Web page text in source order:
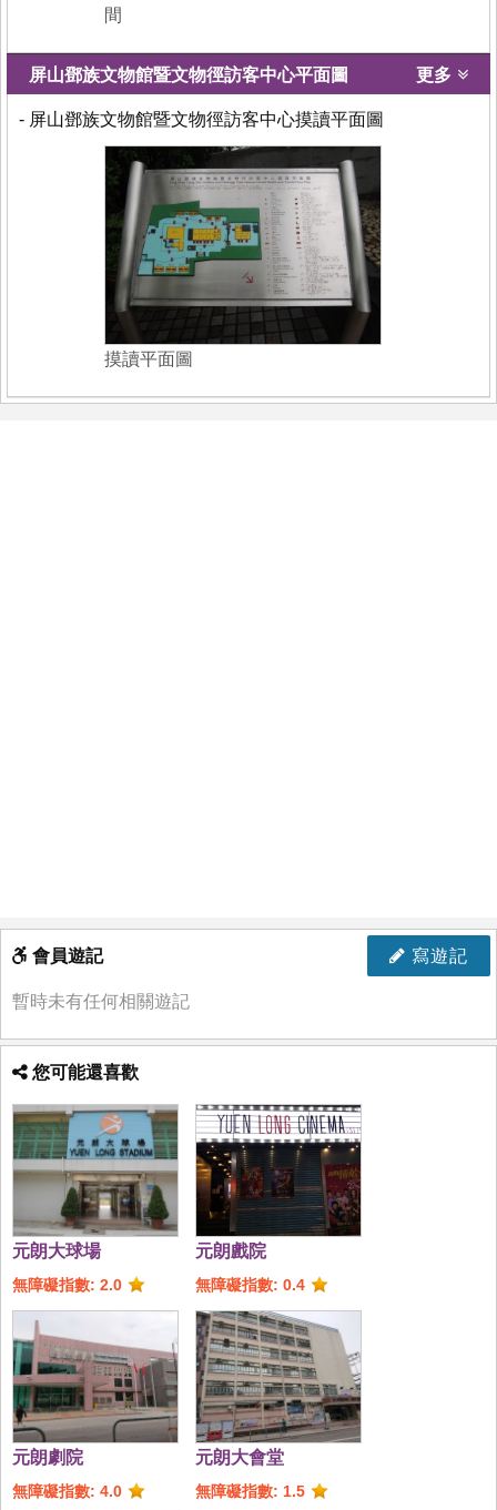
間
屏山鄧族文物館暨文物徑訪客中心平面圖 更多
- 屏山鄧族文物館暨文物徑訪客中心摸讀平面圖
摸讀平面圖
寫遊記
會員遊記
暫時未有任何相關遊記
您可能還喜歡
元朗大球場
無障礙指數: 2.0
元朗戲院
無障礙指數: 0.4
元朗劇院
無障礙指數: 4.0
元朗大會堂
無障礙指數: 1.5